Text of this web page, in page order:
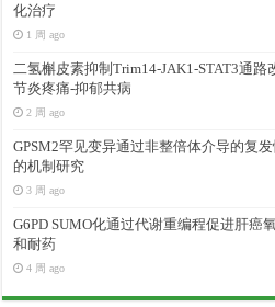
化治疗
1 周 ago
二氢槲皮素抑制Trim14-JAK1-STAT3通路
节炎疼痛-抑郁共病
2 周 ago
GPSM2罕见变异通过非整倍体介导的复
的机制研究
3 周 ago
G6PD SUMO化通过代谢重编程促进肝癌
和耐药
4 周 ago